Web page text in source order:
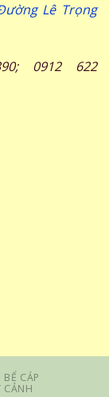
Lê Trọng
0912 622
BỂ CÁP
CẢNH